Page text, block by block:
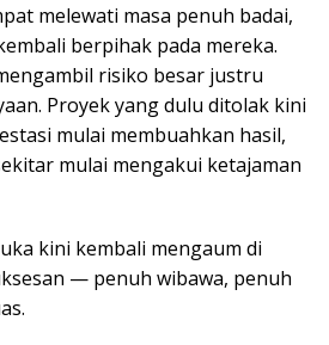
melewati masa penuh badai,
berpihak pada mereka.
risiko besar justru
Proyek yang dulu ditolak kini
mulai membuahkan hasil,
mulai mengakui ketajaman
kini kembali mengaum di
— penuh wibawa, penuh